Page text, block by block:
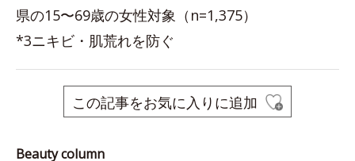
県の15〜69歳の女性対象（n=1,375）
*3ニキビ・肌荒れを防ぐ
この記事をお気に入りに追加
Beauty column